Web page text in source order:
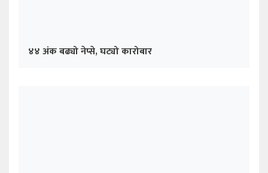
४४ अंक बढ्यो नेप्से, घट्यो कारोबार